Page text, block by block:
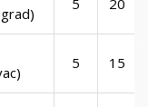
5 20
5 15